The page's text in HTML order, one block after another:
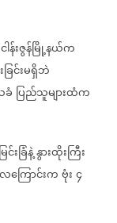
ငါန်းဇွန်မြို့နယ်က
ြင်းမရှိဘဲ
ခံ ပြည်သူများထံက
မြင်းခြံနဲ့နွားထိုးကြီး
ကြောင်းကဗုံး၄